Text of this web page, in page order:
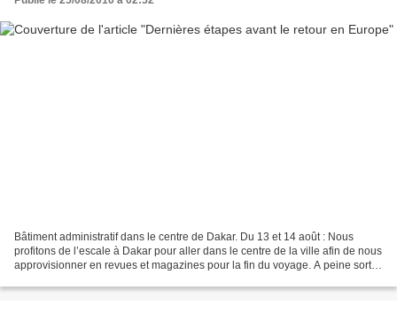
Bâtiment administratif dans le centre de Dakar. Du 13 et 14 août : Nous
profitons de l’escale à Dakar pour aller dans le centre de la ville afin de nous
approvisionner en revues et magazines pour la fin du voyage. A peine sortis